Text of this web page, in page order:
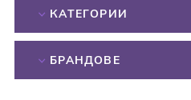
КАТЕГОРИИ
БРАНДОВЕ